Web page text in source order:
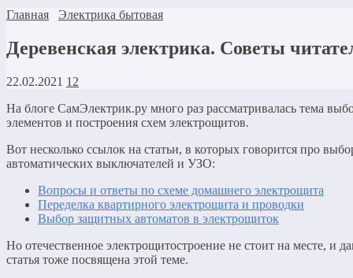
Главная
Электрика бытовая
Деревенская электрика. Советы
22.02.2021 12
На блоге СамЭлектрик.ру много раз рассматривалась тема
элементов и построения схем электрощитов.
Вот несколько ссылок на статьи, в которых говорится про
автоматических выключателей и УЗО:
Вопросы и ответы по схеме домашнего электрощита
Переделка квартирного электрощита и проводки
Выбор защитных автоматов в электрощиток
Но отечественное электрощитостроение не стоит на месте, и
статья тоже посвящена этой теме.